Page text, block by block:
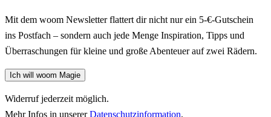
Mit dem woom Newsletter flattert dir nicht nur ein 5-€-Gutschein
ins Postfach – sondern auch jede Menge Inspiration, Tipps und
Überraschungen für kleine und große Abenteuer auf zwei Rädern.
Ich will woom Magie
Widerruf jederzeit möglich.
Mehr Infos in unsererDatenschutzinformation.